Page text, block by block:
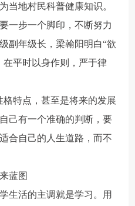
当地村民科普健康知识。
一步一个脚印，不断努力
副年级长，梁翰阳明白“欲
在平时以身作则，严于律
格特点，甚至是将来的发展
己有一个准确的判断，要
合自己的人生道路，而不
蓝图
生活的主调就是学习。用